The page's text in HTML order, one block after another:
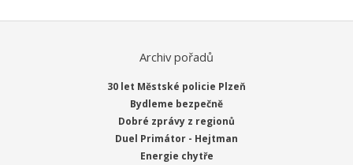
Archiv pořadů
30 let Městské policie Plzeň
Bydleme bezpečně
Dobré zprávy z regionů
Duel Primátor - Hejtman
Energie chytře